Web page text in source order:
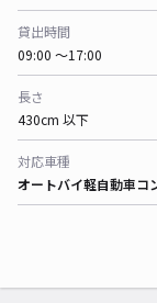
貸出時間
09:00 〜17:00
長さ
430cm 以下
対応車種
オートバイ軽自動車コ